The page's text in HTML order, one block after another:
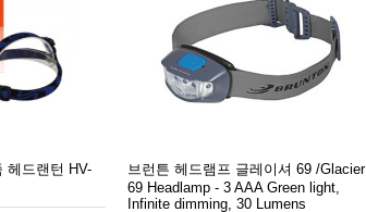
헤드랜턴 HV-
브런튼 헤드램프 글레이셔 69 /Glacier
69 Headlamp - 3 AAA Green light,
Infinite dimming, 30 Lumens